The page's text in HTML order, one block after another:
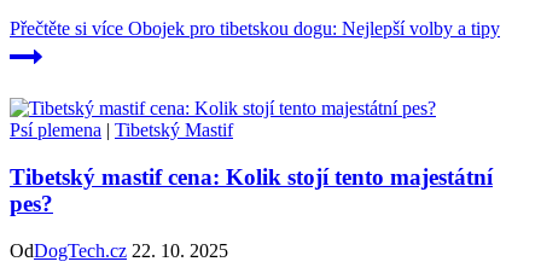
Přečtěte si více Obojek pro tibetskou dogu: Nejlepší volby a tipy
Psí plemena | Tibetský Mastif
Tibetský mastif cena: Kolik stojí tento majestátní
pes?
OdDogTech.cz 22. 10. 2025